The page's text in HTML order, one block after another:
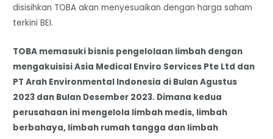
disisihkan TOBA akan menyesuaikan dengan harga saham
terkini BEI.
TOBA memasuki bisnis pengelolaan limbah dengan
mengakuisisi Asia Medical Enviro Services Pte Ltd dan
PT Arah Environmental Indonesia di Bulan Agustus
2023 dan Bulan Desember 2023. Dimana kedua
perusahaan ini mengelola limbah medis, limbah
berbahaya, limbah rumah tangga dan limbah